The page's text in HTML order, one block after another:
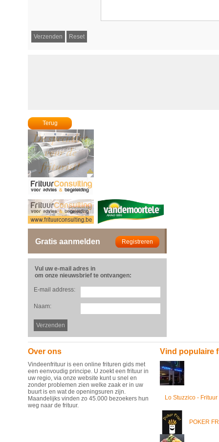
Terug
Gratis aanmelden
Vul uw e-mail adres in
om onze nieuwsbrief te ontvangen:
E-mail address:
Naam:
Over ons
Vindeenfrituur is een online frituren gids met
een eenvoudig principe. U zoekt een frituur in
uw regio, via onze website kunt u snel en
zonder problemen zien welke zaak er in uw
buurt is en wat de openingsuren zijn.
Maandelijks vinden zo 45.000 bezoekers hun
weg naar de frituur.
Vind populaire
Lo Stuzzico -
POKER